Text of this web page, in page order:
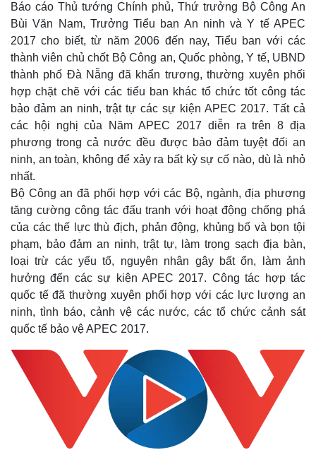
Multimedia
Báo cáo Thủ tướng Chính phủ, Thứ trưởng Bộ Công An
Bùi Văn Nam, Trưởng Tiểu ban An ninh và Y tế APEC
2017 cho biết, từ năm 2006 đến nay, Tiểu ban với các
thành viên chủ chốt Bộ Công an, Quốc phòng, Y tế, UBND
thành phố Đà Nẵng đã khẩn trương, thường xuyên phối
hợp chặt chẽ với các tiểu ban khác tổ chức tốt công tác
bảo đảm an ninh, trật tự các sự kiện APEC 2017. Tất cả
các hội nghị của Năm APEC 2017 diễn ra trên 8 địa
phương trong cả nước đều được bảo đảm tuyệt đối an
ninh, an toàn, không để xảy ra bất kỳ sự cố nào, dù là nhỏ
nhất.
Bộ Công an đã phối hợp với các Bộ, ngành, địa phương
tăng cường công tác đấu tranh với hoạt động chống phá
của các thế lực thù địch, phản động, khủng bố và bọn tội
phạm, bảo đảm an ninh, trật tự, làm trọng sạch địa bàn,
loại trừ các yếu tố, nguyên nhân gây bất ổn, làm ảnh
hưởng đến các sự kiện APEC 2017. Công tác hợp tác
quốc tế đã thường xuyên phối hợp với các lực lượng an
ninh, tình báo, cảnh vệ các nước, các tổ chức cảnh sát
quốc tế bảo vệ APEC 2017.